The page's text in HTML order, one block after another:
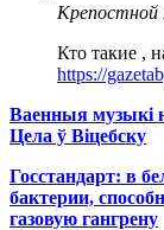
Крепостной
Кто такие ,
https://
Ваенныя музыкі
Цела ў Віцебску
Госстандарт: в
бактерии,
газовую гангрену